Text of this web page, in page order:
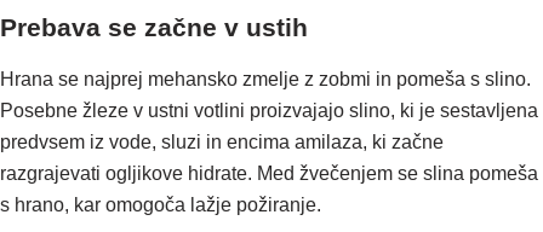
Prebava se začne v ustih
Hrana se najprej mehansko zmelje z zobmi in pomeša s slino.
Posebne žleze v ustni votlini proizvajajo slino, ki je sestavljena
predvsem iz vode, sluzi in encima amilaza, ki začne
razgrajevati ogljikove hidrate. Med žvečenjem se slina pomeša
s hrano, kar omogoča lažje požiranje.